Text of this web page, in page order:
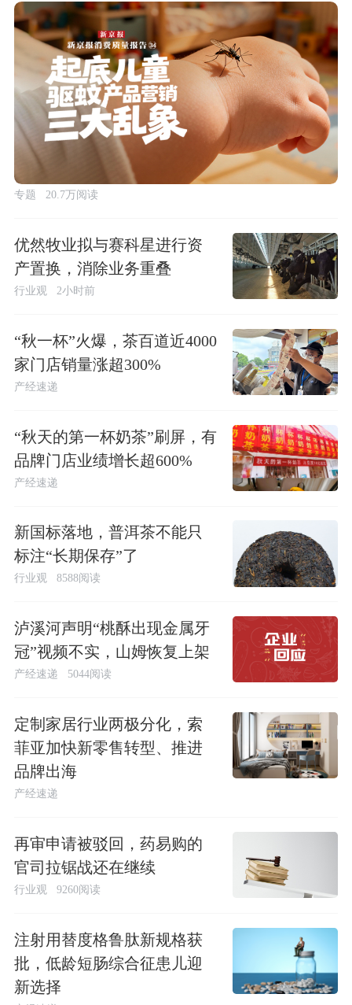
专题 20.7万阅读
优然牧业拟与赛科星进行资
产置换，消除业务重叠
行业观 2小时前
“秋一杯”火爆，茶百道近4000
家门店销量涨超300%
产经速递
“秋天的第一杯奶茶”刷屏，有
品牌门店业绩增长超600%
产经速递
新国标落地，普洱茶不能只
标注“长期保存”了
行业观 8588阅读
泸溪河声明“桃酥出现金属牙
冠”视频不实，山姆恢复上架
产经速递 5044阅读
定制家居行业两极分化，索
菲亚加快新零售转型、推进
品牌出海
产经速递
再审申请被驳回，药易购的
官司拉锯战还在继续
行业观 9260阅读
注射用替度格鲁肽新规格获
批，低龄短肠综合征患儿迎
新选择